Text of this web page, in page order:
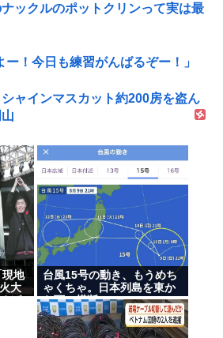
ックルのポットクリンって実は最
ー！今日も練習がんばるぞー！」
ャインマスカット約200房を盗ん
現地
大
台風15号の動き、もうめち
ゃくちゃ。日本列島を東か
ら西に横断